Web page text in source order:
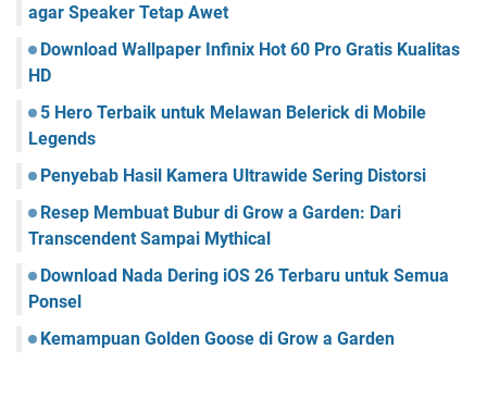
agar Speaker Tetap Awet
Download Wallpaper Infinix Hot 60 Pro Gratis Kualitas
HD
5 Hero Terbaik untuk Melawan Belerick di Mobile
Legends
Penyebab Hasil Kamera Ultrawide Sering Distorsi
Resep Membuat Bubur di Grow a Garden: Dari
Transcendent Sampai Mythical
Download Nada Dering iOS 26 Terbaru untuk Semua
Ponsel
Kemampuan Golden Goose di Grow a Garden